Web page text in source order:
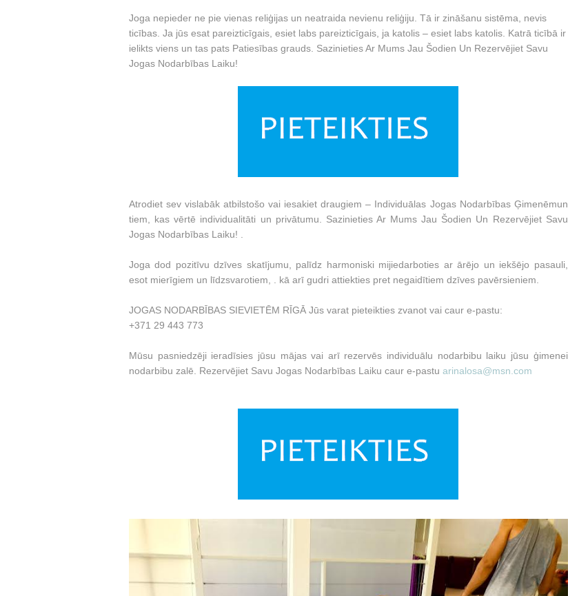
Joga nepieder ne pie vienas reliģijas un neatraida nevienu reliģiju. Tā ir zināšanu sistēma, nevis
ticības. Ja jūs esat pareizticīgais, esiet labs pareizticīgais, ja katolis – esiet labs katolis. Katrā ticībā ir
ielikts viens un tas pats Patiesības grauds. Sazinieties Ar Mums Jau Šodien Un Rezervējiet Savu
Jogas Nodarbības Laiku!
Atrodiet sev vislabāk atbilstošo vai iesakiet draugiem – Individuālas Jogas Nodarbības Ģimenēmun
tiem, kas vērtē individualitāti un privātumu. Sazinieties Ar Mums Jau Šodien Un Rezervējiet Savu
Jogas Nodarbības Laiku! .
Joga dod pozitīvu dzīves skatījumu, palīdz harmoniski mijiedarboties ar ārējo un iekšējo pasauli,
esot mierīgiem un līdzsvarotiem, . kā arī gudri attiekties pret negaidītiem dzīves pavērsieniem.
JOGAS NODARBĪBAS SIEVIETĒM RĪGĀ Jūs varat pieteikties zvanot vai caur e-pastu:
+371 29 443 773
Mūsu pasniedzēji ieradīsies jūsu mājas vai arī rezervēs individuālu nodarbibu laiku jūsu ģimenei
nodarbibu zalē. Rezervējiet Savu Jogas Nodarbības Laiku caur e-pastu arinalosa@msn.com